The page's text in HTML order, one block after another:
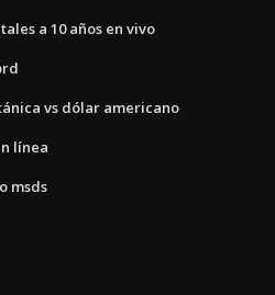
a 10 años en vivo
vs dólar americano
línea
msds